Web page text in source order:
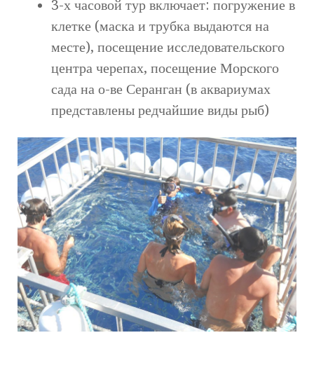
3-х часовой тур включает: погружение в
клетке (маска и трубка выдаются на
месте), посещение исследовательского
центра черепах, посещение Морского
сада на о-ве Серанган (в аквариумах
представлены редчайшие виды рыб)